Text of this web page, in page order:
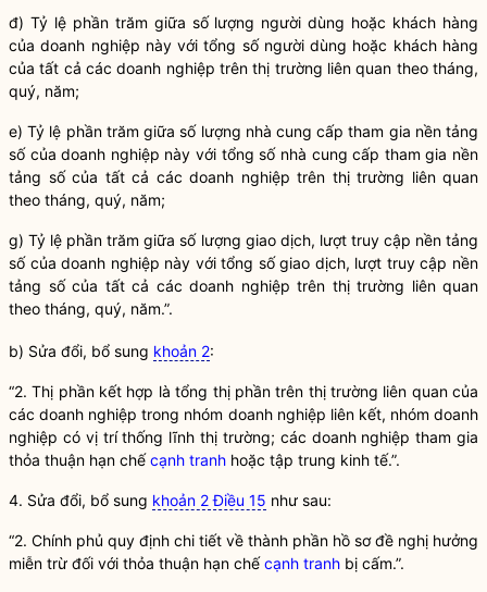
đ) Tỷ lệ phần trăm giữa số lượng người dùng hoặc khách hàng
của doanh nghiệp này với tổng số người dùng hoặc khách hàng
của tất cả các doanh nghiệp trên thị trường liên quan theo tháng,
quý, năm;
e) Tỷ lệ phần trăm giữa số lượng nhà cung cấp tham gia nền tảng
số của doanh nghiệp này với tổng số nhà cung cấp tham gia nền
tảng số của tất cả các doanh nghiệp trên thị trường liên quan
theo tháng, quý, năm;
g) Tỷ lệ phần trăm giữa số lượng giao dịch, lượt truy cập nền tảng
số của doanh nghiệp này với tổng số giao dịch, lượt truy cập nền
tảng số của tất cả các doanh nghiệp trên thị trường liên quan
theo tháng, quý, năm.”.
b) Sửa đổi, bổ sung khoản 2:
“2. Thị phần kết hợp là tổng thị phần trên thị trường liên quan của
các doanh nghiệp trong nhóm doanh nghiệp liên kết, nhóm doanh
nghiệp có vị trí thống lĩnh thị trường; các doanh nghiệp tham gia
thỏa thuận hạn chếcạnh tranh hoặc tập trung kinh tế.”.
4. Sửa đổi, bổ sung khoản 2 Điều 15 như sau:
“2. Chính phủ quy định chi tiết về thành phần hồ sơ đề nghị hưởng
miễn trừ đối với thỏa thuận hạn chếcạnh tranh bị cấm.”.